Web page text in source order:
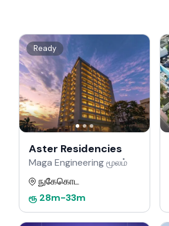
Ready
Aster Residencies
Maga Engineering மூலம்
நுகேகொட
ரூ 28m-33m